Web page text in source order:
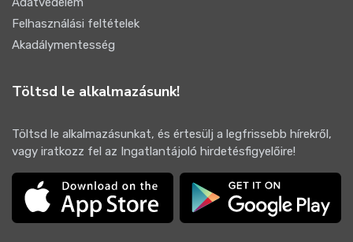
Felhasználási feltételek
Akadálymentesség
Töltsd le alkalmazásunk!
Töltsd le alkalmazásunkat, és értesülj a legfrissebb hírekről,
vagy iratkozz fel az Ingatlantájoló hirdetésfigyelőire!